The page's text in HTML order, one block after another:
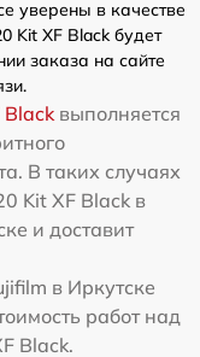
уверены в качестве
Kit XF Black будет
заказа на сайте
Blackвыполняется
В таких случаях
Kit XF Black в
и доставит
в Иркутске
работ над
Black.